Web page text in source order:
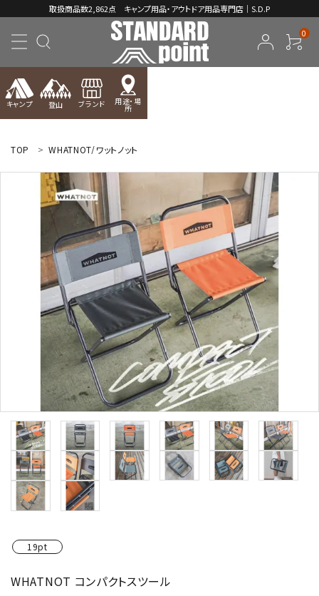
取扱商品数2,862点 キャンプ用品・アウトドア用品専門店｜S.D.P
0
キャンプ 登山 ブランド 用途・場
所
ようこそ ゲスト 様
ログイン person
INFORMATION
TOP WHATNOT/ワットノット
19pt
WHATNOT コンパクトスツール